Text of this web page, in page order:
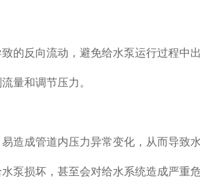
反向流动，避免给水泵运行过程中出
量和调节压力。
成管道内压力异常变化，从而导致水
损坏，甚至会对给水系统造成严重危